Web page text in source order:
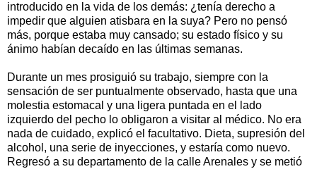
introducido en la vida de los demás: ¿tenía derecho a
impedir que alguien atisbara en la suya? Pero no pensó
más, porque estaba muy cansado; su estado físico y su
ánimo habían decaído en las últimas semanas.
Durante un mes prosiguió su trabajo, siempre con la
sensación de ser puntualmente observado, hasta que una
molestia estomacal y una ligera puntada en el lado
izquierdo del pecho lo obligaron a visitar al médico. No era
nada de cuidado, explicó el facultativo. Dieta, supresión del
alcohol, una serie de inyecciones, y estaría como nuevo.
Regresó a su departamento de la calle Arenales y se metió